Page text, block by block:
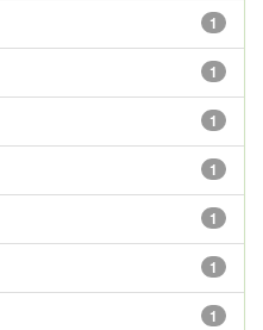
1
1
1
1
1
1
1